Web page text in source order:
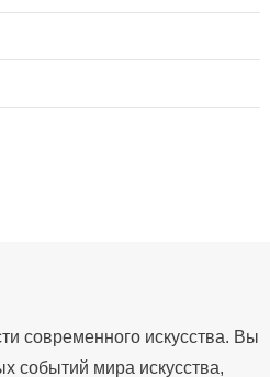
современного искусства. Вы
событий мира искусства,